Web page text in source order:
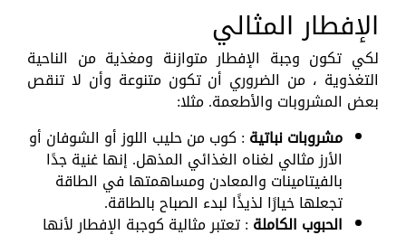
الإفطار المثالي
لكي تكون وجبة الإفطار متوازنة ومغذية من الناحية
التغذوية ، من الضروري أن تكون متنوعة وأن لا تنقص
بعض المشروبات والأطعمة. مثلا:
مشروبات نباتية : كوب من حليب اللوز أو الشوفان أو
الأرز مثالي لغناه الغذائي المذهل. إنها غنية جدًا
بالفيتامينات والمعادن ومساهمتها في الطاقة
تجعلها خيارًا لذيذًا لبدء الصباح بالطاقة.
الحبوب الكاملة : تعتبر مثالية كوجبة الإفطار لأنها